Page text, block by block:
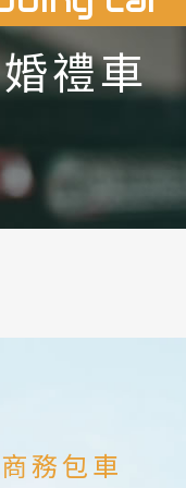
禮車
商務包車